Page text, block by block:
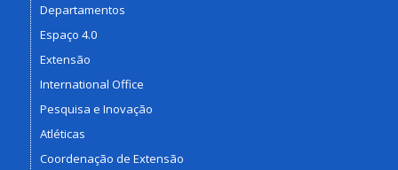
Departamentos
Espaço 4.0
Extensão
International Office
Pesquisa e Inovação
Atléticas
Coordenação de Extensão